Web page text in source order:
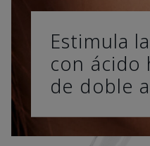
Estimula
con ácido
de doble a